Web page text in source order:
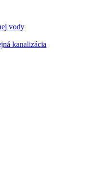
vody
kanalizácia